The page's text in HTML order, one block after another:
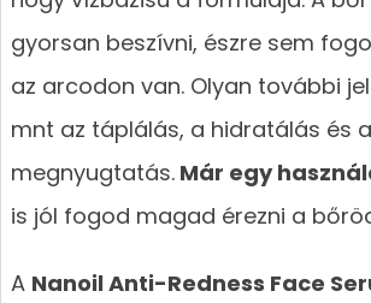
gyorsan beszívni, észre sem
az arcodon van. Olyan további
mnt az táplálás, a hidratálás és a
megnyugtatás.Már egy
is jól fogod magad érezni a
A Nanoil Anti-Redness Face